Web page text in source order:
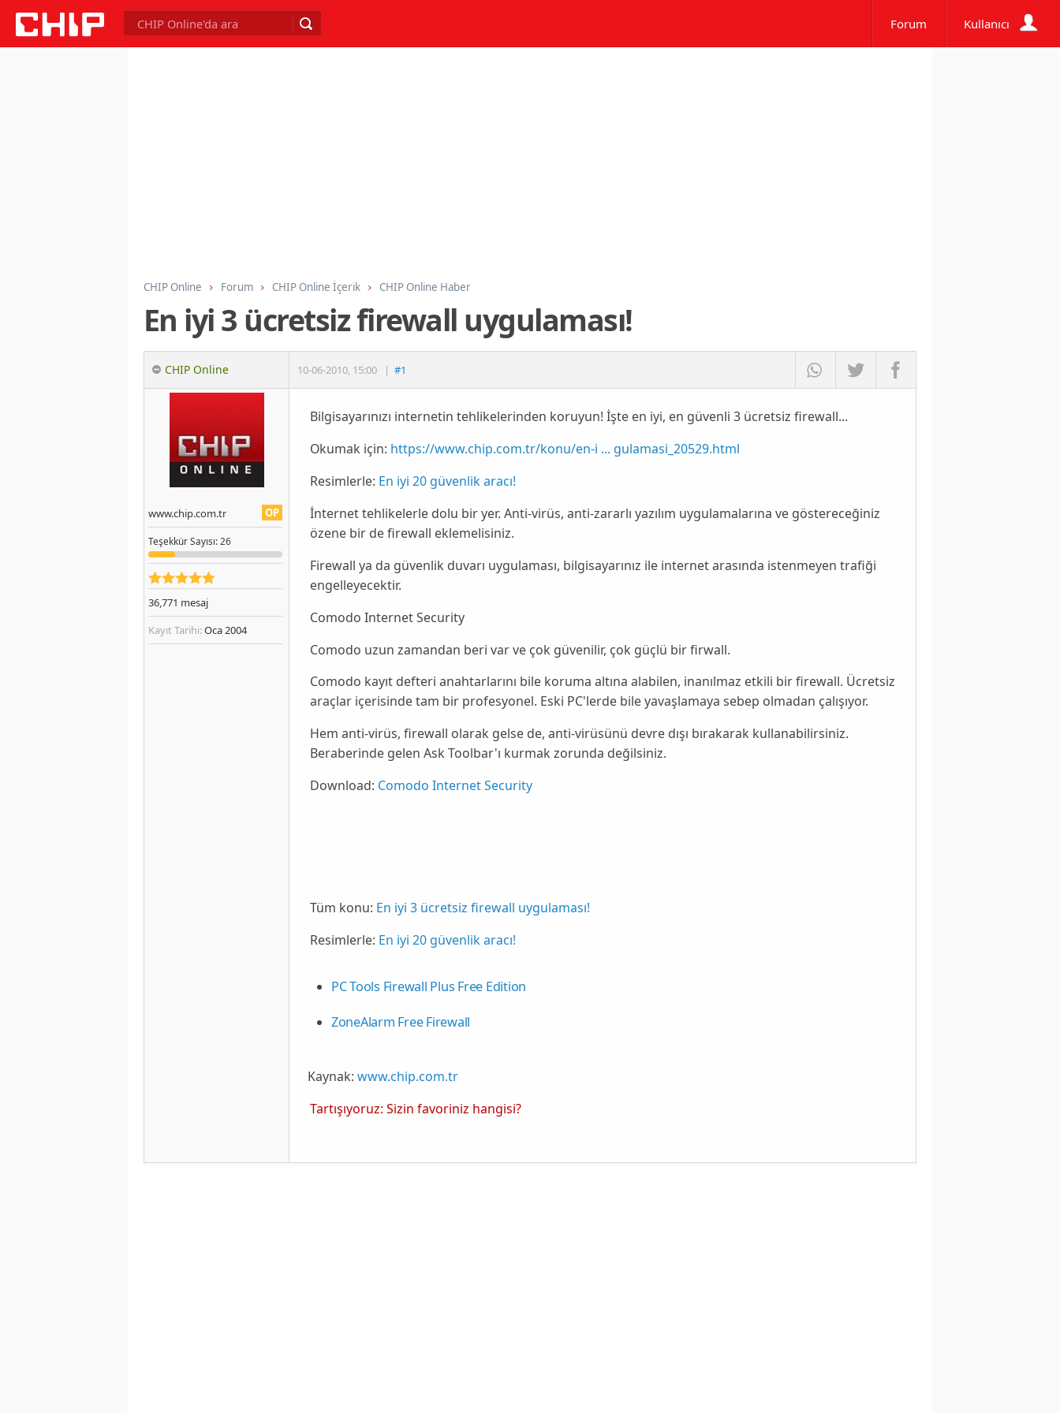
Forum Kullanıcı
CHIP Online Forum CHIP Online İçerik CHIP Online Haber
En iyi 3 ücretsiz firewall uygulaması!
CHIP Online 10-06-2010, 15:00 | #1
OP
www.chip.com.tr
TeşekkürSayısı: 26
36,771 mesaj
Kayıt Tarihi:Oca 2004
Bilgisayarınızı internetin tehlikelerinden koruyun! İşte en iyi, en güvenli 3 ücretsiz firewall...
Okumak için: https://www.chip.com.tr/konu/en-i ... gulamasi_20529.html
Resimlerle: En iyi 20 güvenlik aracı!
İnternet tehlikelerle dolu bir yer. Anti-virüs, anti-zararlı yazılım uygulamalarına ve göstereceğiniz
özene bir de firewall eklemelisiniz.
Firewall ya da güvenlik duvarı uygulaması, bilgisayarınız ile internet arasında istenmeyen trafiği
engelleyecektir.
Comodo Internet Security
Comodo uzun zamandan beri var ve çok güvenilir, çok güçlü bir firwall.
Comodo kayıt defteri anahtarlarını bile koruma altına alabilen, inanılmaz etkili bir firewall. Ücretsiz
araçlar içerisinde tam bir profesyonel. Eski PC'lerde bile yavaşlamaya sebep olmadan çalışıyor.
Hem anti-virüs, firewall olarak gelse de, anti-virüsünü devre dışı bırakarak kullanabilirsiniz.
Beraberinde gelen Ask Toolbar'ı kurmak zorunda değilsiniz.
Download: Comodo Internet Security
Tüm konu: En iyi 3 ücretsiz firewall uygulaması!
Resimlerle: En iyi 20 güvenlik aracı!
PC Tools Firewall Plus Free Edition
ZoneAlarm Free Firewall
Kaynak: www.chip.com.tr
Tartışıyoruz: Sizin favoriniz hangisi?